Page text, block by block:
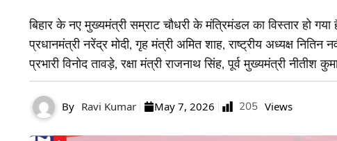
बिहार के नए मुख्यमंत्री सम्राट चौधरी के मंत्रिमंडल का विस्तार हो
प्रधानमंत्री नरेंद्र मोदी, गृह मंत्री अमित शाह, राष्ट्रीय अध्यक्ष
प्रभारी विनोद तावड़े, रक्षा मंत्री राजनाथ सिंह, पूर्व मुख्यमंत्री नीतीश
By Ravi Kumar May 7, 2026 205 Views